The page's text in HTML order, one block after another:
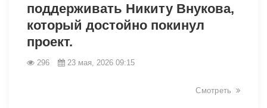
поддерживать Никиту Внукова,
который достойно покинул
проект.
296 23 мая, 2026 09:15
Смотреть